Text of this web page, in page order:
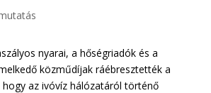
nyarai, a hőségriadók és a
közműdíjak ráébresztették a
az ivóvíz hálózatáról történő